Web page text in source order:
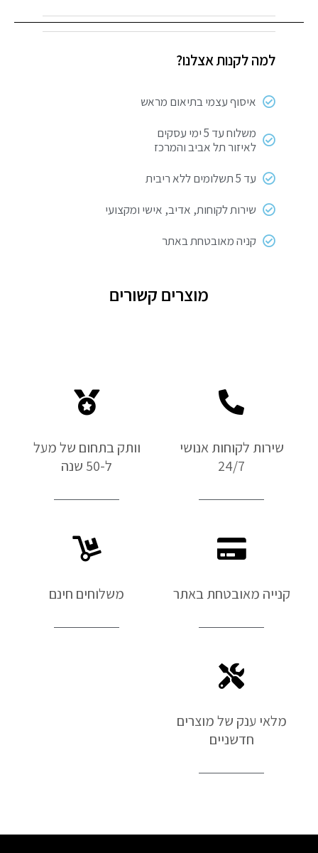
מבודד
שטוח
150
למה לקנות אצלנו?
איסוף עצמי בתיאום מראש
משלוח עד 5 ימי עסקים
לאיזור תל אביב והמרכז
עד 5 תשלומים ללא ריבית
שירות לקוחות, אדיב, אישי ומקצועי
קניה מאובטחת באתר
מוצרים קשורים
שירות לקוחות אנושי
24/7
וותק בתחום של מעל
ל-50 שנה
קנייה מאובטחת באתר משלוחים חינם
מלאי ענק של מוצרים
חדשניים